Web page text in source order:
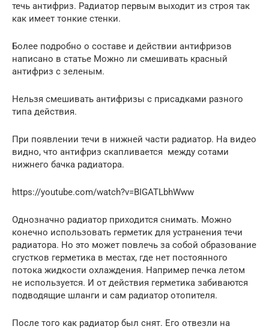
течь антифриз. Радиатор первым выходит из строя так
как имеет тонкие стенки.
Более подробно о составе и действии антифризов
написано в статье Можно ли смешивать красный
антифриз с зеленым.
Нельзя смешивать антифризы с присадками разного
типа действия.
При появлении течи в нижней части радиатор. На видео
видно, что антифриз скапливается между сотами
нижнего бачка радиатора.
https://youtube.com/watch?v=BIGATLbhWww
Однозначно радиатор приходится снимать. Можно
конечно использовать герметик для устранения течи
радиатора. Но это может повлечь за собой образование
сгустков герметика в местах, где нет постоянного
потока жидкости охлаждения. Например печка летом
не используется. И от действия герметика забиваются
подводящие шланги и сам радиатор отопителя.
После того как радиатор был снят. Его отвезли на